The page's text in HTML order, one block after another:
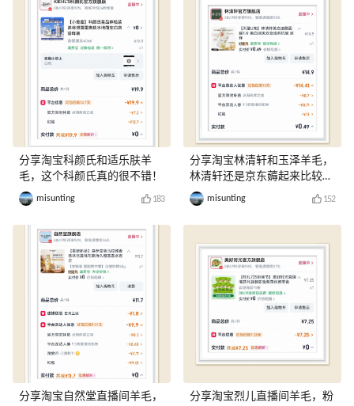
分享淘宝科颜氏和适乐肤羊
毛，这个科颜氏真的很不错！
misunting 183
分享淘宝自然堂直播间羊毛，
分享淘宝林清轩和玉泽羊毛，
林清轩还是京东薅起来比较
爽！misunting 152
分享淘宝烈儿直播间羊毛，粉